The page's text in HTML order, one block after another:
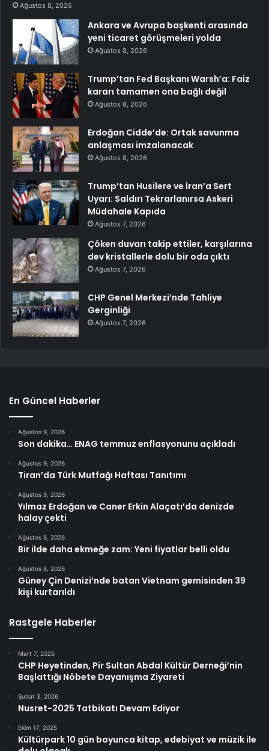
Ağustos 8, 2026
Ankara ve Avrupa başkenti arasında
yeni ticaret görüşmeleri yolda
Ağustos 8, 2026
Trump’tan Fed Başkanı Warsh’a: Faiz
kararı tamamen ona bağlı değil
Ağustos 8, 2026
Erdoğan Cidde’de: Ortak savunma
anlaşması imzalanacak
Ağustos 8, 2026
Trump’tan Husilere ve İran’a Sert
Uyarı: Saldırı Tekrarlanırsa Askeri
Müdahale Kapıda
Ağustos 7, 2026
Çöken duvarı takip ettiler, karşılarına
dev kristallerle dolu bir oda çıktı
Ağustos 7, 2026
CHP Genel Merkezi’nde Tahliye
Gerginliği
Ağustos 7, 2026
En Güncel Haberler
Ağustos 9, 2026
Son dakika… ENAG temmuz enflasyonunu açıkladı
Ağustos 9, 2026
Tiran’da Türk Mutfağı Haftası Tanıtımı
Ağustos 9, 2026
Yılmaz Erdoğan ve Caner Erkin Alaçatı’da denizde
halay çekti
Ağustos 8, 2026
Bir ilde daha ekmeğe zam: Yeni fiyatlar belli oldu
Ağustos 8, 2026
Güney Çin Denizi’nde batan Vietnam gemisinden 39
kişi kurtarıldı
Rastgele Haberler
Mart 7, 2025
CHP Heyetinden, Pir Sultan Abdal Kültür Derneği’nin
Başlattığı Nöbete Dayanışma Ziyareti
Şubat 3, 2026
Nusret-2025 Tatbikatı Devam Ediyor
Ekim 17, 2025
Kültürpark 10 gün boyunca kitap, edebiyat ve müzik ile